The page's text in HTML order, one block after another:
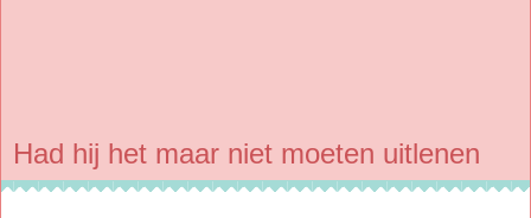
Had hij het maar niet moeten uitlenen